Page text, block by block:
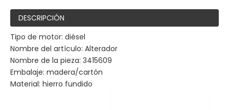
DESCRIPCIÓN
Tipo de motor: diésel
Nombre del artículo: Alterador
Nombre de la pieza: 3415609
Embalaje: madera/cartón
Material: hierro fundido